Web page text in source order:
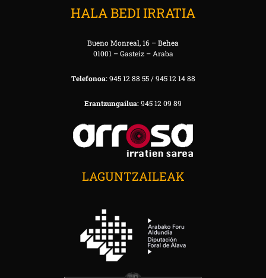
HALA BEDI IRRATIA
Bueno Monreal, 16 – Behea
01001 – Gasteiz – Araba
Telefonoa:945 12 88 55 / 945 12 14 88
Erantzungailua:945 12 09 89
LAGUNTZAILEAK